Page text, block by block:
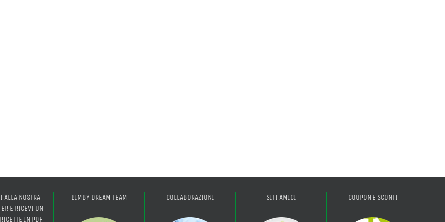
ALLA NOSTRA
E RICEVI UN
IN PDF
BIMBY DREAM TEAM COLLABORAZIONI SITI AMICI COUPON E SCONTI